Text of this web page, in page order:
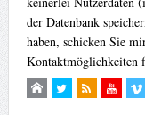
der Datenbank
haben, schicken Sie
Kontaktmöglichkeiten